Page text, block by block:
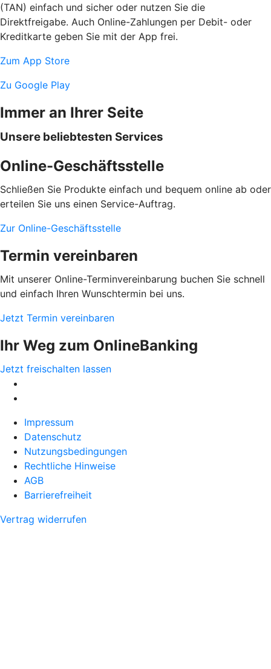
(TAN) einfach und sicher oder nutzen Sie die
Direktfreigabe. Auch Online-Zahlungen per Debit- oder
Kreditkarte geben Sie mit der App frei.
Zum App Store
Zu Google Play
Immer an Ihrer Seite
Unsere beliebtesten Services
Online-Geschäftsstelle
Schließen Sie Produkte einfach und bequem online ab oder
erteilen Sie uns einen Service-Auftrag.
Zur Online-Geschäftsstelle
Termin vereinbaren
Mit unserer Online-Terminvereinbarung buchen Sie schnell
und einfach Ihren Wunschtermin bei uns.
Jetzt Termin vereinbaren
Ihr Weg zum OnlineBanking
Jetzt freischalten lassen
Impressum
Datenschutz
Nutzungsbedingungen
Rechtliche Hinweise
AGB
Barrierefreiheit
Vertrag widerrufen